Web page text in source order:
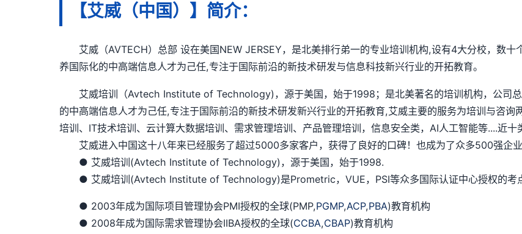
【艾威（中国）】简介：
艾威（AVTECH）总部 设在美国NEW JERSEY，是北美排行弟一的专业培训机构,设有4大分校，数十
养国际化的中高端信息人才为己任,专注于国际前沿的新技术研发与信息科技新兴行业的开拓教育。
艾威培训（Avtech Institute of Technology)，源于美国，始于1998；是北美著名的培训机构，公司
的中高端信息人才为己任,专注于国际前沿的新技术研发新兴行业的开拓教育,艾威主要的服务为培训与咨
培训、IT技术培训、云计算大数据培训、需求管理培训、产品管理培训，信息安全类，AI人工智能等....近十
艾威进入中国这十八年来已经服务了超过5000多家客户，获得了良好的口碑！也成为了众多500强企
● 艾威培训(Avtech Institute of Technology)，源于美国，始于1998.
● 艾威培训(Avtech Institute of Technology)是Prometric，VUE，PSI等众多国际认证中心授权的考
● 2003年成为国际项目管理协会PMI授权的全球(PMP,PGMP,ACP,PBA)教育机构
● 2008年成为国际需求管理协会IIBA授权的全球(CCBA,CBAP)教育机构